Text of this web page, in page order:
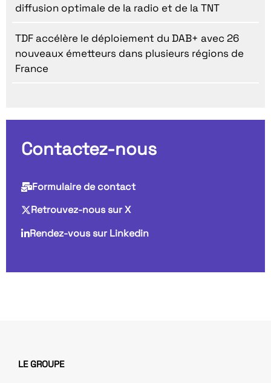
diffusion optimale de la radio et de la TNT
TDF accélère le déploiement du DAB+ avec 26
nouveaux émetteurs dans plusieurs régions de
France
Contactez-nous
Formulaire de contact
Retrouvez-nous sur X
Rendez-vous sur Linkedin
LE GROUPE